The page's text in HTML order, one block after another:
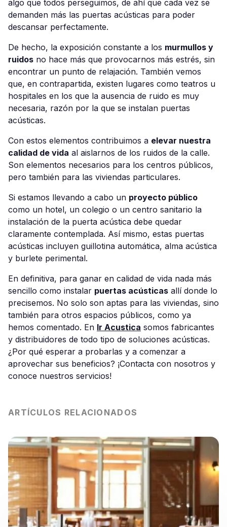
algo que todos perseguimos, de ahí que cada vez se
demanden más las puertas acústicas para poder
descansar perfectamente.
De hecho, la exposición constante a los murmullos y
ruidos no hace más que provocarnos más estrés, sin
encontrar un punto de relajación. También vemos
que, en contrapartida, existen lugares como teatros u
hospitales en los que la ausencia de ruido es muy
necesaria, razón por la que se instalan puertas
acústicas.
Con estos elementos contribuimos a elevar nuestra
calidad de vida al aislarnos de los ruidos de la calle.
Son elementos necesarios para los centros públicos,
pero también para las viviendas particulares.
Si estamos llevando a cabo un proyecto público
como un hotel, un colegio o un centro sanitario la
instalación de la puerta acústica debe quedar
claramente contemplada. Así mismo, estas puertas
acústicas incluyen guillotina automática, alma acústica
y burlete perimental.
En definitiva, para ganar en calidad de vida nada más
sencillo como instalar puertas acústicas allí donde lo
precisemos. No solo son aptas para las viviendas, sino
también para otros espacios públicos, como ya
hemos comentado. En Ir Acustica somos fabricantes
y distribuidores de todo tipo de soluciones acústicas.
¿Por qué esperar a probarlas y a comenzar a
aprovechar sus beneficios? ¡Contacta con nosotros y
conoce nuestros servicios!
ARTÍCULOS RELACIONADOS